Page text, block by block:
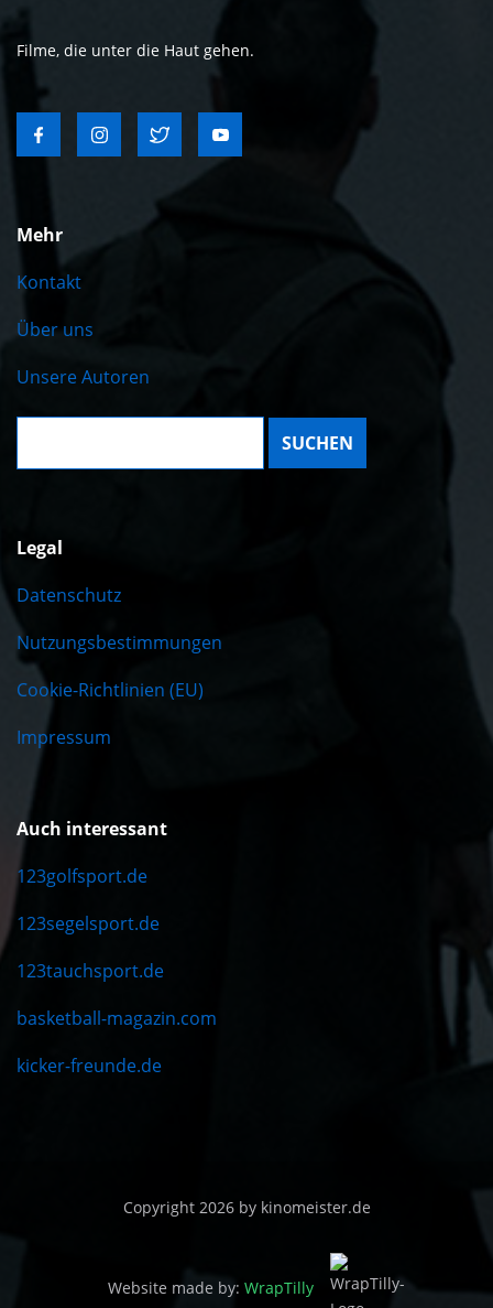
Filme, die unter die Haut gehen.
Mehr
Kontakt
Über uns
Unsere Autoren
Suche:
Legal
Datenschutz
Nutzungsbestimmungen
Cookie-Richtlinien (EU)
Impressum
Auch interessant
123golfsport.de
123segelsport.de
123tauchsport.de
basketball-magazin.com
kicker-freunde.de
Copyright 2026 by kinomeister.de
Website made by: WrapTilly